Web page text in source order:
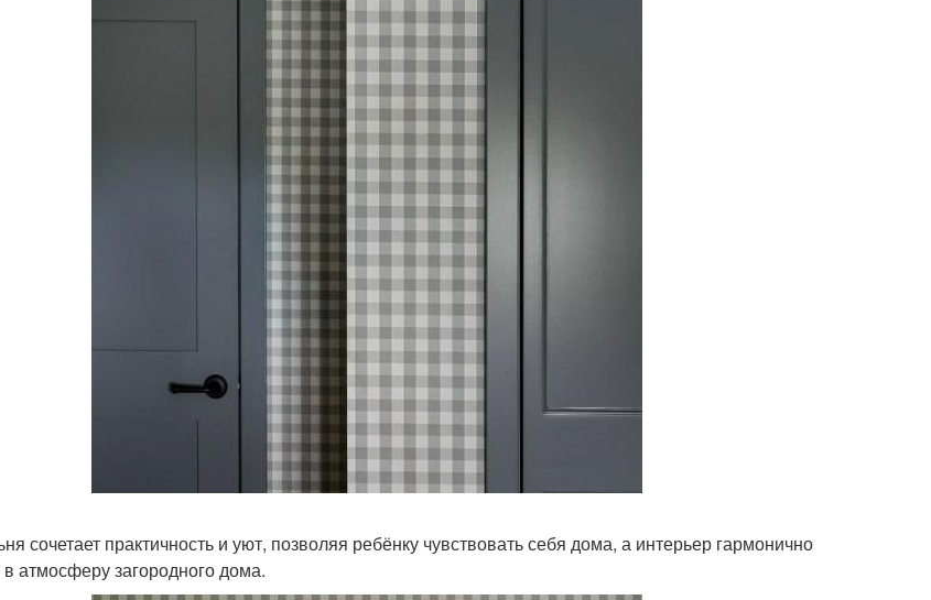
сочетает практичность и уют, позволяя ребёнку чувствовать себя дома, а интерьер гармонично
атмосферу загородного дома.